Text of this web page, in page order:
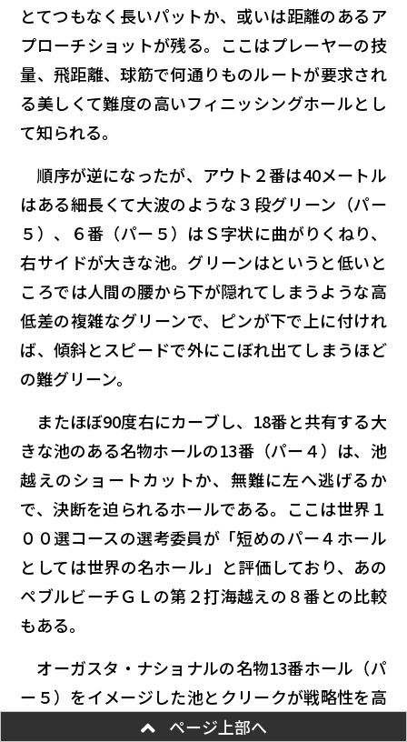
とてつもなく長いパットか、或いは距離のあるア
プローチショットが残る。ここはプレーヤーの技
量、飛距離、球筋で何通りものルートが要求され
る美しくて難度の高いフィニッシングホールとし
て知られる。
順序が逆になったが、アウト２番は40メートル
はある細長くて大波のような３段グリーン（パー
５）、６番（パー５）はＳ字状に曲がりくねり、
右サイドが大きな池。グリーンはというと低いと
ころでは人間の腰から下が隠れてしまうような高
低差の複雑なグリーンで、ピンが下で上に付けれ
ば、傾斜とスピードで外にこぼれ出てしまうほど
の難グリーン。
またほぼ90度右にカーブし、18番と共有する大
きな池のある名物ホールの13番（パー４）は、池
越えのショートカットか、無難に左へ逃げるか
で、決断を迫られるホールである。ここは世界１
００選コースの選考委員が「短めのパー４ホール
としては世界の名ホール」と評価しており、あの
ペブルビーチＧＬの第２打海越えの８番との比較
もある。
オーガスタ・ナショナルの名物13番ホール（パ
ー５）をイメージした池とクリークが戦略性を高
める15番（パー５）と共に、カレドニアンＧＣを
ページ上部へ